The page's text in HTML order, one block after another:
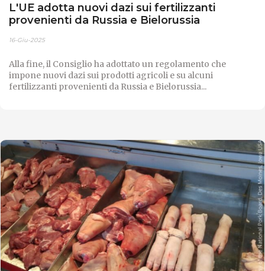
L'UE adotta nuovi dazi sui fertilizzanti
provenienti da Russia e Bielorussia
16-Giu-2025
Alla fine, il Consiglio ha adottato un regolamento che
impone nuovi dazi sui prodotti agricoli e su alcuni
fertilizzanti provenienti da Russia e Bielorussia...